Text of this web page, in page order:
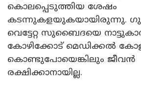
കൊലപ്പെടുത്തിയ ശേഷം
കടന്നുകളയുകയായിരുന്നു.
വെട്ടേറ്റ സുബൈദയെ
കോഴിക്കോട് മെഡിക്കല്‍
കൊണ്ടുപോയെങ്കിലും ജീവന്‍
രക്ഷിക്കാനായില്ല.